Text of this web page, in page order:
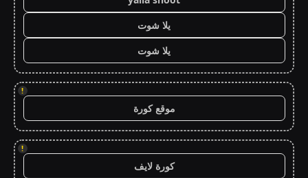
يلا شوت
يلا شوت
!
موقع كورة
!
كورة لايف